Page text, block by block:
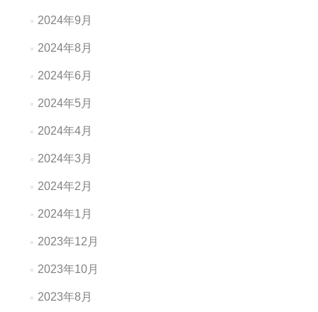
2024年9月
2024年8月
2024年6月
2024年5月
2024年4月
2024年3月
2024年2月
2024年1月
2023年12月
2023年10月
2023年8月